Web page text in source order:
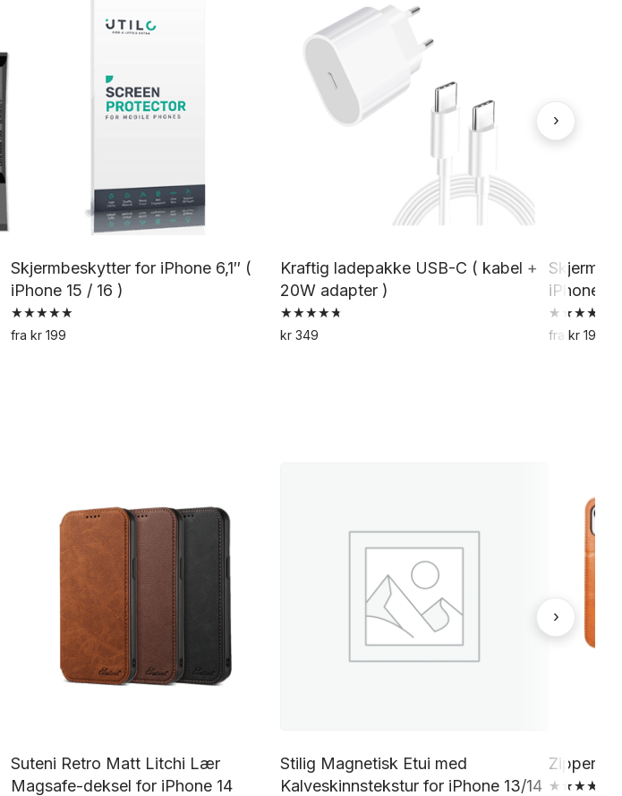
Skjermbeskytter for iPhone 6,1″ (
iPhone 15 / 16 )
Vurdert
5.00
fra kr 199
velges
på
produktsiden
Kraftig ladepakke USB-C ( kabel +
20W adapter )
Vurdert
4.79
kr349
iPhone
Vurdert
4.67
fra kr 199
›
Suteni Retro Matt Litchi Lær
Magsafe-deksel for iPhone 14
Stilig Magnetisk Etui med
Kalveskinnstekstur for iPhone 13/14
Zipper
›